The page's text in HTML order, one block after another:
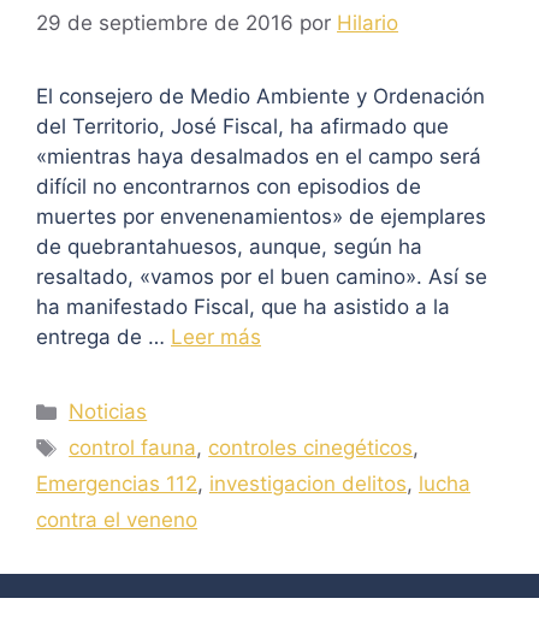
29 de septiembre de 2016 por Hilario
El consejero de Medio Ambiente y Ordenación
del Territorio, José Fiscal, ha afirmado que
«mientras haya desalmados en el campo será
difícil no encontrarnos con episodios de
muertes por envenenamientos» de ejemplares
de quebrantahuesos, aunque, según ha
resaltado, «vamos por el buen camino». Así se
ha manifestado Fiscal, que ha asistido a la
entrega de … Leer más
Categorías
Noticias
Etiquetas
control fauna, controles cinegéticos,
Emergencias 112, investigacion delitos, lucha
contra el veneno